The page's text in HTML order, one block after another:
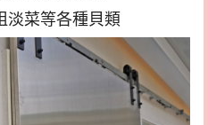
淡菜等各種貝類